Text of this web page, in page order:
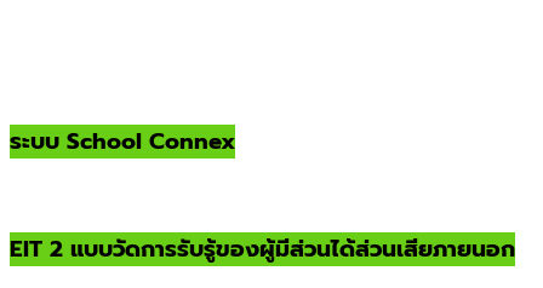
ระบบ School Connex
EIT 2 แบบวัดการรับรู้ของผู้มีส่วนได้ส่วนเสียภายนอก